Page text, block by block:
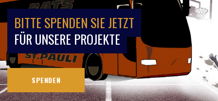
BITTE SPENDEN SIE JETZT
FÜR UNSERE PROJEKTE
SPENDEN